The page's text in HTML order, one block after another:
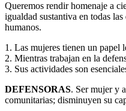
Queremos rendir homenaje a
igualdad sustantiva en todas
humanos.
1. Las mujeres tienen un papel
2. Mientras trabajan en la
3. Sus actividades son
DEFENSORAS. Ser mujer y
comunitarias; disminuyen su